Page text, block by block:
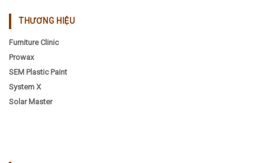
THƯƠNG HIỆU
Furniture Clinic
Prowax
SEM Plastic Paint
System X
Solar Master